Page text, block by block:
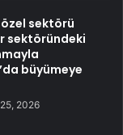
sektörü
sektöründeki
büyümeye
2026